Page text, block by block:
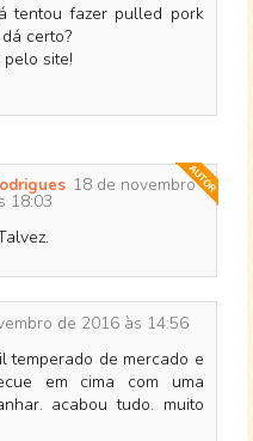
tentou fazer pulled pork
certo?
site!
18 de novembro
18:03
de 2016 às 14:56
temperado de mercado e
em cima com uma
acabou tudo. muito